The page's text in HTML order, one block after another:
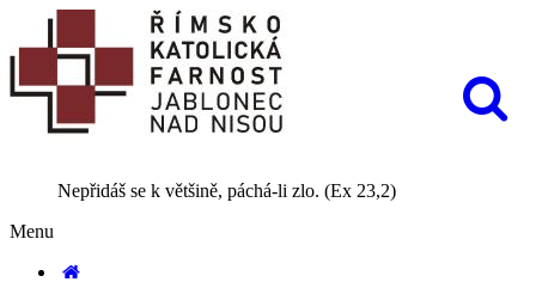
Nepřidáš se k většině, páchá-li zlo. (Ex 23,2)
Menu